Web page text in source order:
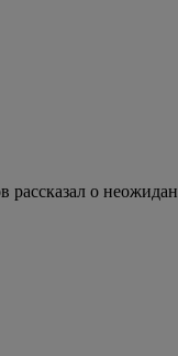
рассказал о